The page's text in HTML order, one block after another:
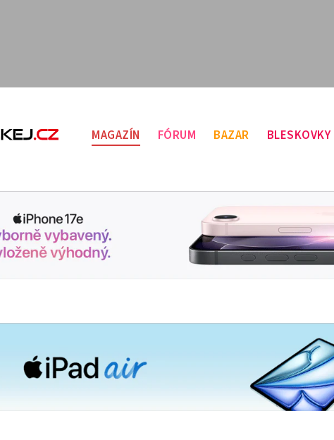
MAGAZÍN FÓRUM BAZAR BLESKOVKY